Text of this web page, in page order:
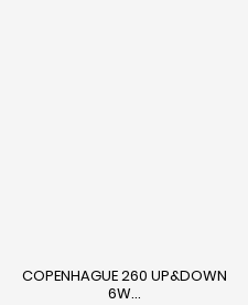
COPENHAGUE 260 UP&DOWN
6W...